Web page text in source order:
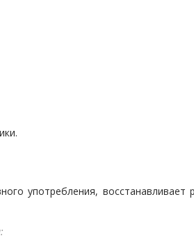
употребления, восстанавливает